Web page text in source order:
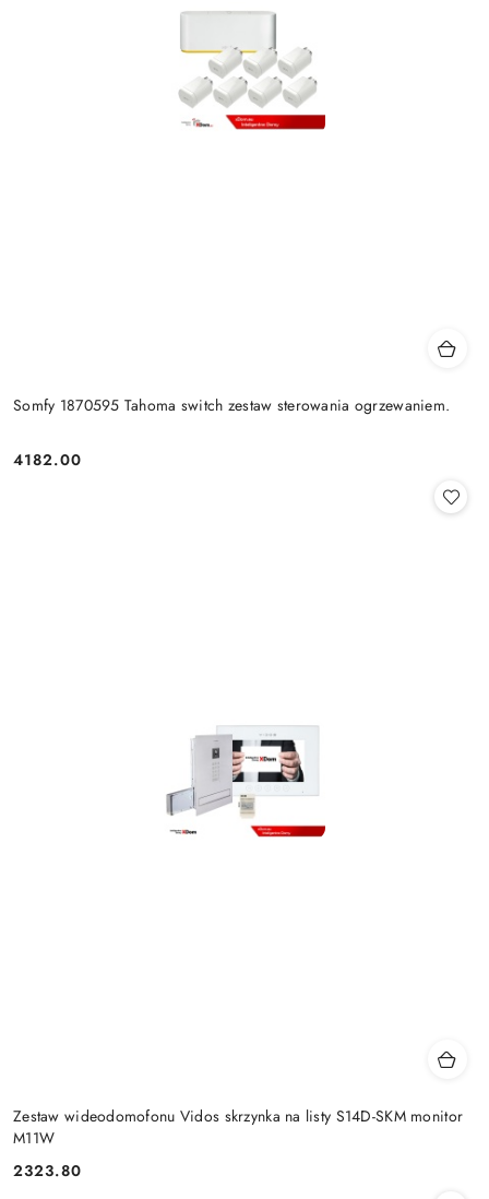
Somfy 1870595 Tahoma switch zestaw sterowania ogrzewaniem.
Cena:
4182.00
Zestaw wideodomofonu Vidos skrzynka na listy S14D-SKM monitor
M11W
Cena:
2323.80